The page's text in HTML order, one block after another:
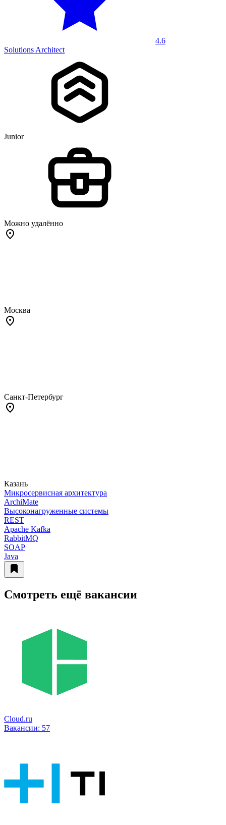
4.6
Solutions Architect
Junior
Можно удалённо
Москва
Санкт-Петербург
Казань
Микросервисная архитектура
ArchiMate
Высоконагруженные системы
REST
Apache Kafka
RabbitMQ
SOAP
Java
Смотреть ещё вакансии
Cloud.ru
Вакансии: 57